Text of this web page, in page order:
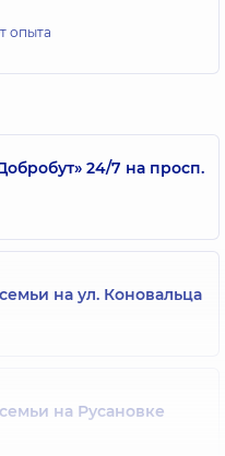
опыта
24/7 на просп.
на ул. Коновальца
на Русановке